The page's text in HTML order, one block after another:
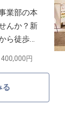
業部の本
んか？新
ら徒歩1
差したサ
です。※
400,000円
る